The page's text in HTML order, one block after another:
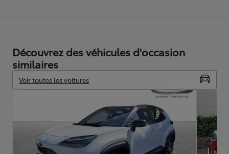
Découvrez des véhicules d'occasion
similaires
Voir toutes les voitures